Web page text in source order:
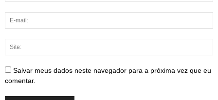
Salvar meus dados neste navegador para a próxima vez que eu
comentar.